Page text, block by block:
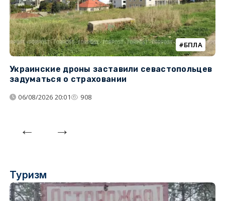
БПЛА
Украинские дроны заставили севастопольцев
задуматься о страховании
06/08/2026 20:01 908
Туризм